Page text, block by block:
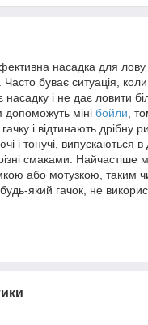
насадка для
буває ситуація,
насадку і не дає ловити
допоможуть міні бойли ,
і відтинають дрібну
і тонучі, випускаються в
смаками. Найчастіше
або мотузкою, таким
який гачок, не